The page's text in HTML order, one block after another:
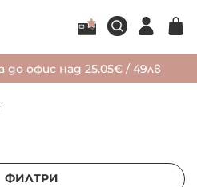
до офис над 25.05€ / 49лв
ФИЛТРИ